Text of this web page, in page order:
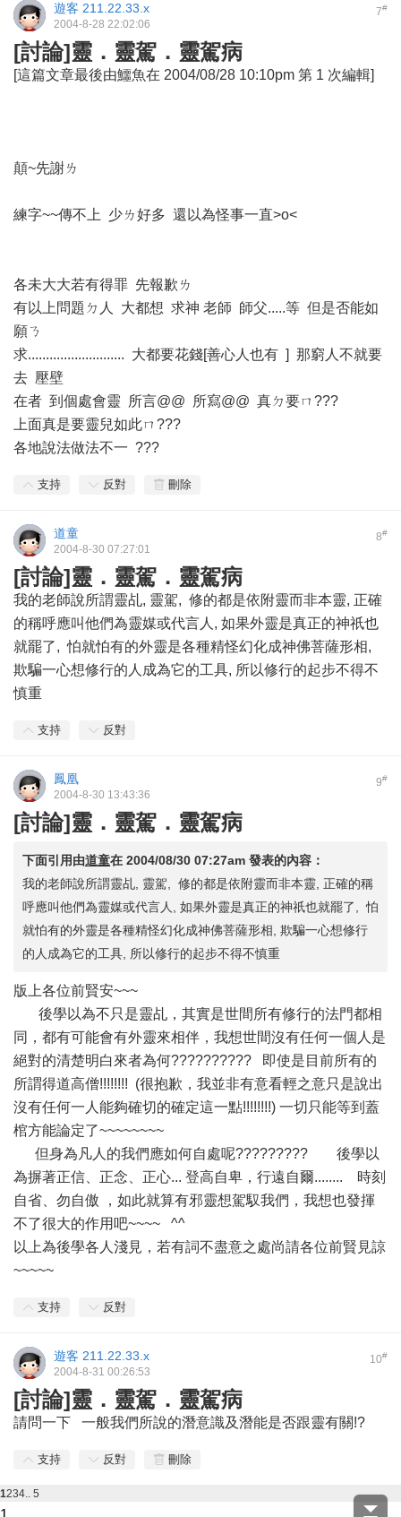
7#
遊客 211.22.33.x
2004-8-28 22:02:06
[討論]靈．靈駕．靈駕病
[這篇文章最後由鱷魚在 2004/08/28 10:10pm 第 1 次編輯]
顛~先謝ㄌ
練字~~傳不上 少ㄌ好多 還以為怪事一直>o<
各未大大若有得罪 先報歉ㄌ
有以上問題ㄉ人 大都想 求神 老師 師父.....等 但是否能如
願ㄋ
求........................... 大都要花錢[善心人也有 ] 那窮人不就要
去 壓壁
在者 到個處會靈 所言@@ 所寫@@ 真ㄉ要ㄇ???
上面真是要靈兒如此ㄇ???
各地說法做法不一 ???
支持 反對 刪除
8#
道童
2004-8-30 07:27:01
[討論]靈．靈駕．靈駕病
我的老師說所謂靈乩, 靈駕, 修的都是依附靈而非本靈, 正確
的稱呼應叫他們為靈媒或代言人, 如果外靈是真正的神祇也
就罷了, 怕就怕有的外靈是各種精怪幻化成神佛菩薩形相,
欺騙一心想修行的人成為它的工具, 所以修行的起步不得不
慎重
支持 反對
9#
鳳凰
2004-8-30 13:43:36
[討論]靈．靈駕．靈駕病
下面引用由道童在 2004/08/30 07:27am 發表的內容：
我的老師說所謂靈乩, 靈駕, 修的都是依附靈而非本靈, 正確的稱
呼應叫他們為靈媒或代言人, 如果外靈是真正的神祇也就罷了, 怕
就怕有的外靈是各種精怪幻化成神佛菩薩形相, 欺騙一心想修行
的人成為它的工具, 所以修行的起步不得不慎重
版上各位前賢安~~~
後學以為不只是靈乩，其實是世間所有修行的法門都相
同，都有可能會有外靈來相伴，我想世間沒有任何一個人是
絕對的清楚明白來者為何?????????? 即使是目前所有的
所謂得道高僧!!!!!!!! (很抱歉，我並非有意看輕之意只是說出
沒有任何一人能夠確切的確定這一點!!!!!!!!) 一切只能等到蓋
棺方能論定了~~~~~~~~
但身為凡人的我們應如何自處呢????????? 後學以
為摒著正信、正念、正心... 登高自卑，行遠自爾........ 時刻
自省、勿自傲 ，如此就算有邪靈想駕馭我們，我想也發揮
不了很大的作用吧~~~~ ^^
以上為後學各人淺見，若有詞不盡意之處尚請各位前賢見諒
~~~~~
支持 反對
10#
遊客 211.22.33.x
2004-8-31 00:26:53
[討論]靈．靈駕．靈駕病
請問一下 一般我們所說的潛意識及潛能是否跟靈有關!?
支持 反對 刪除
1234.. 5